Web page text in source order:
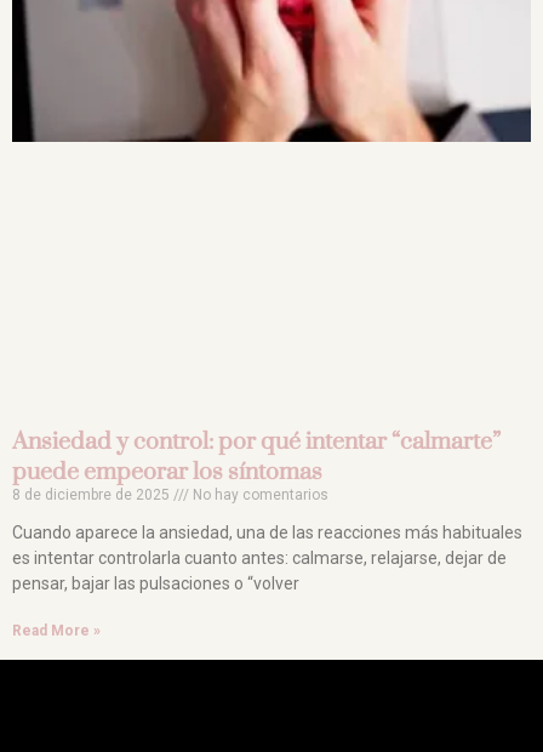
Ansiedad y control: por qué intentar “calmarte”
puede empeorar los síntomas
8 de diciembre de 2025 No hay comentarios
Cuando aparece la ansiedad, una de las reacciones más habituales
es intentar controlarla cuanto antes: calmarse, relajarse, dejar de
pensar, bajar las pulsaciones o “volver
Read More »